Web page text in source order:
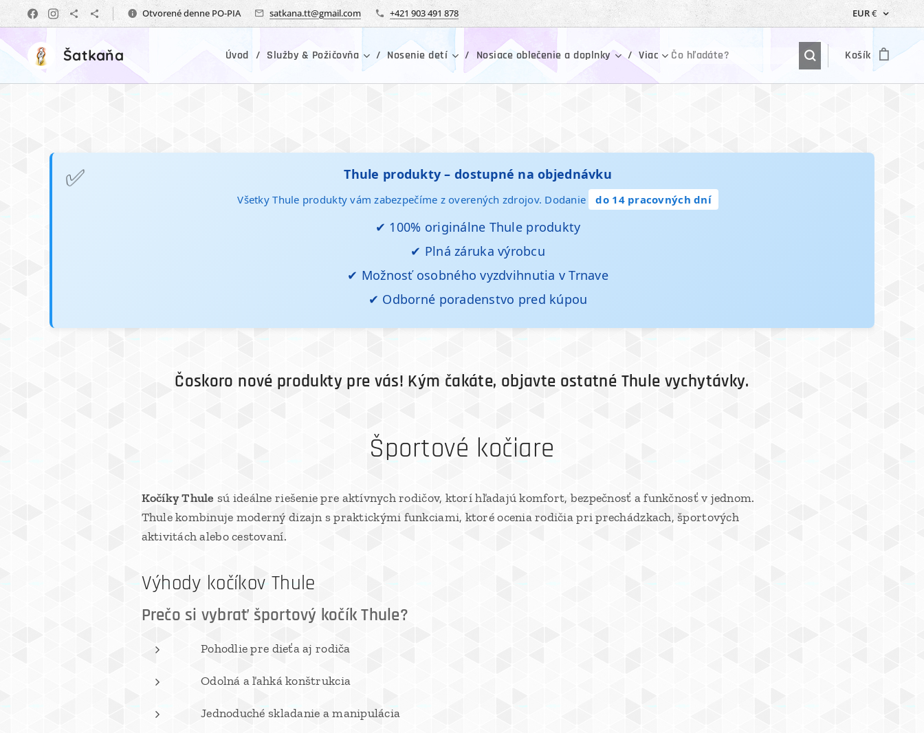
Otvorené denne PO-PIA satkana.tt@gmail.com +421 903 491 878 EUR€
Šatkaňa Úvod Služby & Požičovňa Nosenie detí Nosiace oblečenie a doplnky Viac Košík
✅ Thule produkty – dostupné na objednávku
Všetky Thule produkty vám zabezpečíme z overených zdrojov. Dodanie do 14 pracovných dní
✔ 100% originálne Thule produkty
✔ Plná záruka výrobcu
✔ Možnosť osobného vyzdvihnutia v Trnave
✔ Odborné poradenstvo pred kúpou
Čoskoro nové produkty pre vás! Kým čakáte, objavte ostatné Thule vychytávky.
Športové kočiare
Kočíky Thule sú ideálne riešenie pre aktívnych rodičov, ktorí hľadajú komfort, bezpečnosť a funkčnosť v jednom.
Thule kombinuje moderný dizajn s praktickými funkciami, ktoré ocenia rodičia pri prechádzkach, športových
aktivitách alebo cestovaní.
Výhody kočíkov Thule
Prečo si vybrať športový kočík Thule?
✅ Pohodlie pre dieťa aj rodiča
✅ Odolná a ľahká konštrukcia
✅ Jednoduché skladanie a manipulácia